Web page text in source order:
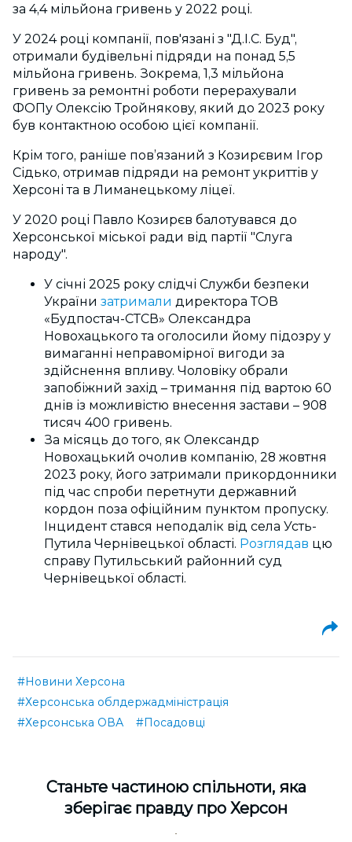
за 4,4 мільйона гривень у 2022 році.
У 2024 році компанії, пов'язані з "Д.І.С. Буд",
отримали будівельні підряди на понад 5,5
мільйона гривень. Зокрема, 1,3 мільйона
гривень за ремонтні роботи перерахували
ФОПу Олексію Тройнякову, який до 2023 року
був контактною особою цієї компанії.
Крім того, раніше пов’язаний з Козирєвим Ігор
Сідько, отримав підряди на ремонт укриттів у
Херсоні та в Лиманецькому ліцеї.
У 2020 році Павло Козирєв балотувався до
Херсонської міської ради від партії "Слуга
народу".
У січні 2025 року слідчі Служби безпеки
України затримали директора ТОВ
«Будпостач-СТСВ» Олександра
Новохацького та оголосили йому підозру у
вимаганні неправомірної вигоди за
здійснення впливу. Чоловіку обрали
запобіжний захід – тримання під вартою 60
днів із можливістю внесення застави – 908
тисяч 400 гривень.
За місяць до того, як Олександр
Новохацький очолив компанію, 28 жовтня
2023 року, його затримали прикордонники
під час спроби перетнути державний
кордон поза офіційним пунктом пропуску.
Інцидент стався неподалік від села Усть-
Путила Чернівецької області. Розглядав цю
справу Путильський районний суд
Чернівецької області.
#Новини Херсона
#Херсонська облдержадміністрація
#Херсонська ОВА
#Посадовці
Cтаньте частиною спільноти, яка
зберігає правду про Херсон